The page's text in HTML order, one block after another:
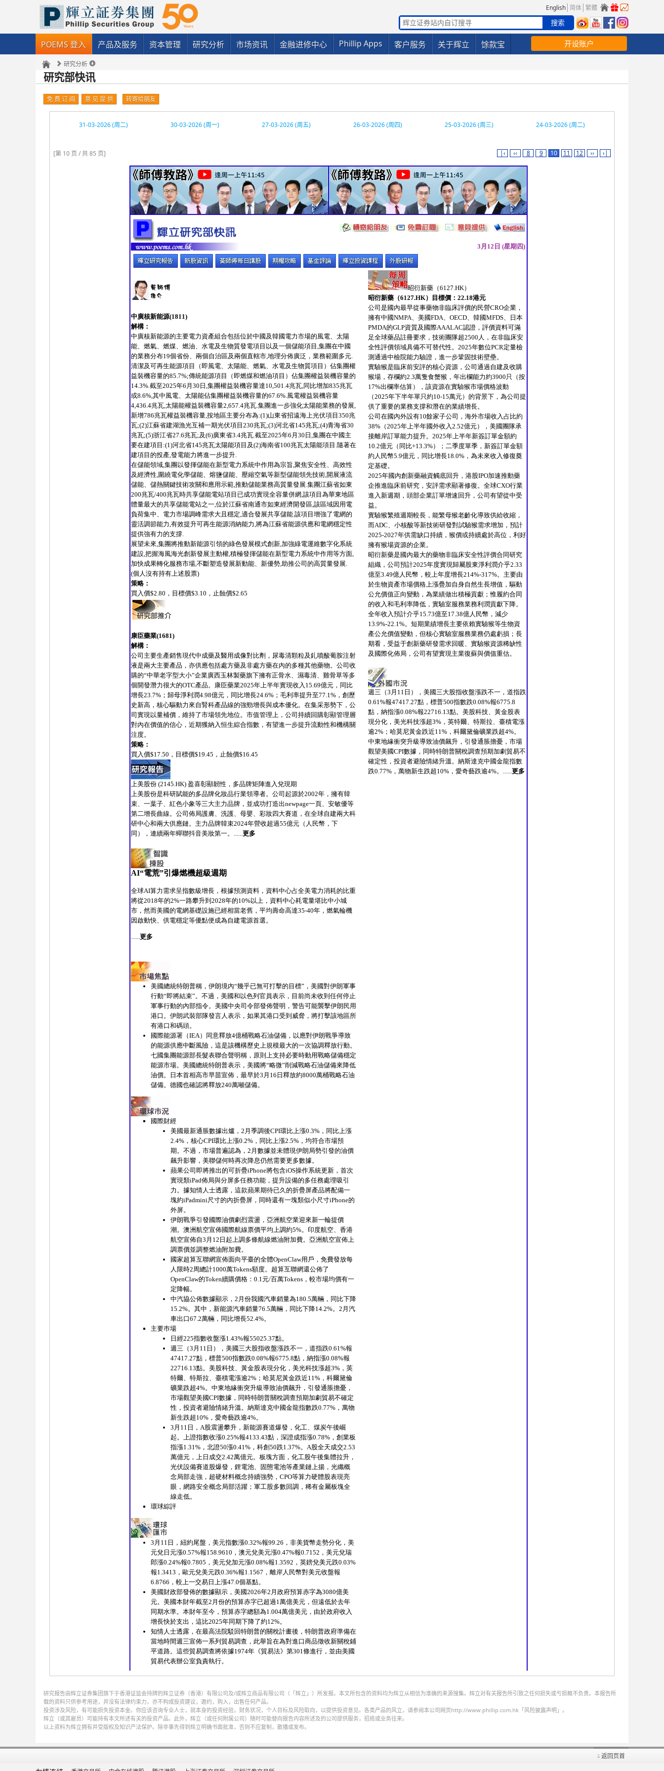
English 简体 繁體
POEMS 登入 产品及服务 资本管理 研究分析 市场资讯 金融进修中心 Phillip Apps 客户服务 关于辉立 馀款宝 开设账户
研究分析
研究部快讯
免 费 订 阅 意 见 提 供 转寄给朋友
31-03-2026 (周二) 30-03-2026 (周一) 27-03-2026 (周五) 26-03-2026 (周四) 25-03-2026 (周三) 24-03-2026 (周二)
[第 10 页 / 共 85 页] |‹ ‹‹ 8 9 10 11 12 ›› ›|
研究报告由辉立证券集团旗下于香港证监会持牌的辉立证券（香港）有限公司及/或辉立商品有限公司（「辉立」）所发报。本文所包含的资料均为辉立从相信为准确的来源搜集。辉立对有关报告所引致之任何损失或亏损概不负责。本报告所
载的资料只供参考用途，并没有法律约束力，亦不构成投资建议，邀约，购入，出售任何产品。
投资涉及风险，有可能损失投资本金。你应该咨询专业人士，就本身的投资经验，财务状况，个人目标及风险取向，以提供投资意见。各类产品的风立，请参阅本公司网页http://www.phillip.com.hk「风险披露声明」。
辉立（或其雇员）可能持有本文所述有关的投资产品。此外，辉立（或任何附属公司）随时可能替向报告内容所述及的公司提供服务，招揽或业务往来。
以上资料为辉立拥有并受版权及知识产法保护。除非事先得到辉立明确书面批准，否则不应复制，散播或发布。
返回页首